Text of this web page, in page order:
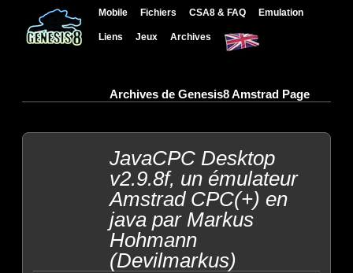
Mobile Fichiers CSA8 & FAQ Emulation
Liens Jeux Archives
Archives de Genesis8 Amstrad Page
JavaCPC Desktop
v2.9.8f, un émulateur
Amstrad CPC(+) en
java par Markus
Hohmann
(Devilmarkus)